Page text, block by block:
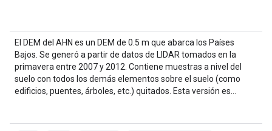
El DEM del AHN es un DEM de 0.5 m que abarca los Países
Bajos. Se generó a partir de datos de LIDAR tomados en la
primavera entre 2007 y 2012. Contiene muestras a nivel del
suelo con todos los demás elementos sobre el suelo (como
edificios, puentes, árboles, etc.) quitados. Esta versión es…